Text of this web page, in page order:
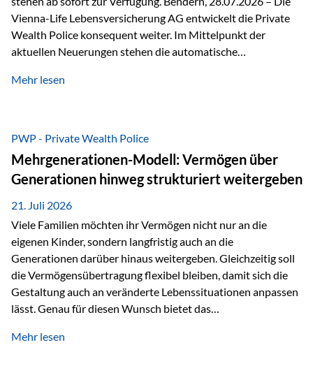
Vienna-Life Lebensversicherung AG entwickelt die Private
Wealth Police konsequent weiter. Im Mittelpunkt der
aktuellen Neuerungen stehen die automatische
als Versicherungsnehmer einzusetzen, sowie eine
Abwicklung für Vertriebspartner deutlich effizienter
gestaltet. Anträge werden direkt elektronisch übermittelt,
Medienbrüche reduziert und die weitere Bearbeitung
beschleunigt. Ab sofort können auch juristische Personen,
wie Kapitalgesellschaften oder Stiftungen, als
Versicherungsnehmer eingesetzt werden. Damit erweitert
die Vienna-Life die Einsatzmöglichkeiten der Private Wealth
Police insbesondere für…
Mehr lesen
PWP - Private Wealth Police
Mehrgenerationen-Modell: Vermögen über
Generationen hinweg strukturiert weitergeben
21. Juli 2026
Viele Familien möchten ihr Vermögen nicht nur an die
eigenen Kinder, sondern langfristig auch an die
Generationen darüber hinaus weitergeben. Gleichzeitig soll
die Vermögensübertragung flexibel bleiben, damit sich die
Gestaltung auch an veränderte Lebenssituationen anpassen
lässt. Genau für diesen Wunsch bietet das
Vienna-Life eine interessante Lösung. Es ermöglicht,
Mehr lesen